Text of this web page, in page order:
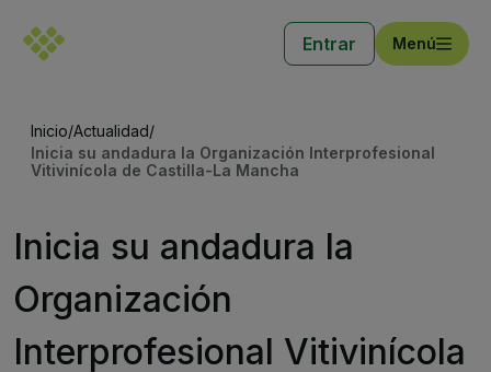
Entrar Menú
Inicio/Actualidad/
Inicia su andadura la Organización Interprofesional
Vitivinícola de Castilla-La Mancha
Inicia su andadura la
Organización
Interprofesional Vitivinícola